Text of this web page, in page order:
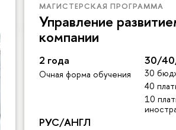
МАГИСТЕРСКАЯ ПРОГРАММА
Управление
компании
2 года
Очная форма обучения
30/
30
40
10
РУС/АНГЛ